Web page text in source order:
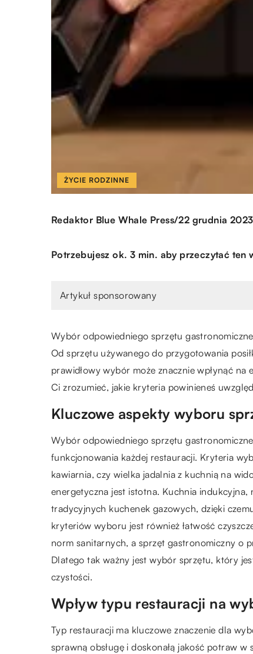
ŻYCIE RODZINNE
Redaktor Blue Whale Press/22 grudnia 2023
Potrzebujesz ok. 3 min. aby przeczytać ten
Artykuł sponsorowany
Wybór odpowiedniego sprzętu
Od sprzętu używanego do przygotowania
prawidłowy wybór może znacznie wpłynąć
Ci zrozumieć, jakie kryteria powinieneś
Kluczowe aspekty wyboru
Wybór odpowiedniego sprzętu
funkcjonowania każdej restauracji. Kryteria
kawiarnia, czy wielka jadalnia z kuchnią na
energetyczna jest istotna. Kuchnia
tradycyjnych kuchenek gazowych, dzięki
kryteriów wyboru jest również łatwość
norm sanitarnych, a sprzęt gastronomiczny o
Dlatego tak ważny jest wybór sprzętu, który
czystości.
Wpływ typu restauracji na
Typ restauracji ma kluczowe znaczenie dla
sprawną obsługę i doskonałą jakość potraw